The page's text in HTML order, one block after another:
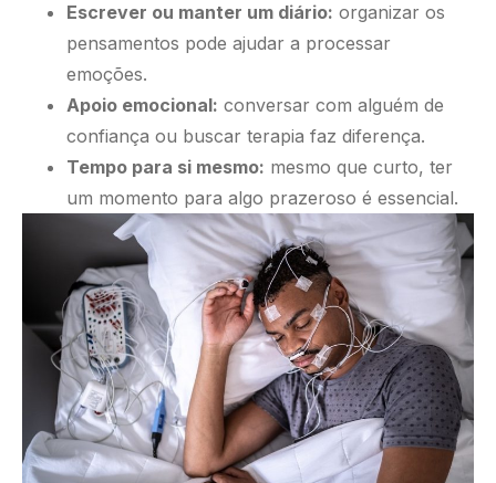
Escrever ou manter um diário: organizar os
pensamentos pode ajudar a processar
emoções.
Apoio emocional: conversar com alguém de
confiança ou buscar terapia faz diferença.
Tempo para si mesmo: mesmo que curto, ter
um momento para algo prazeroso é essencial.